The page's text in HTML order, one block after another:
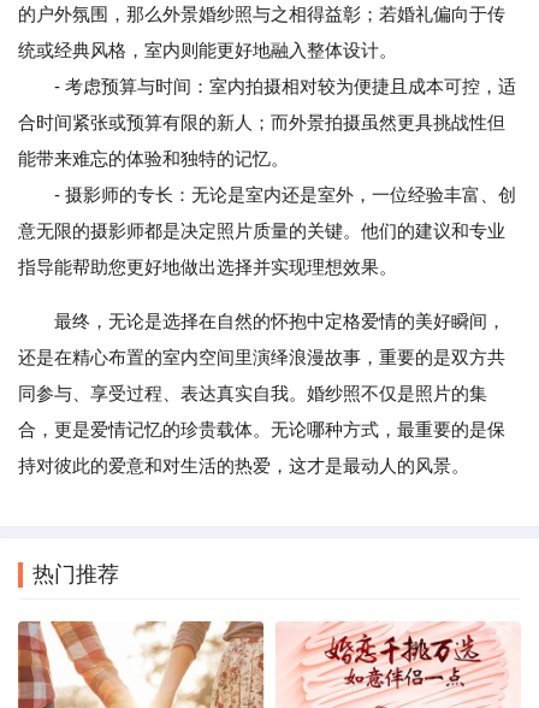
的户外氛围，那么外景婚纱照与之相得益彰；若婚礼偏向于传
统或经典风格，室内则能更好地融入整体设计。
- 考虑预算与时间：室内拍摄相对较为便捷且成本可控，适
合时间紧张或预算有限的新人；而外景拍摄虽然更具挑战性但
能带来难忘的体验和独特的记忆。
- 摄影师的专长：无论是室内还是室外，一位经验丰富、创
意无限的摄影师都是决定照片质量的关键。他们的建议和专业
指导能帮助您更好地做出选择并实现理想效果。
最终，无论是选择在自然的怀抱中定格爱情的美好瞬间，
还是在精心布置的室内空间里演绎浪漫故事，重要的是双方共
同参与、享受过程、表达真实自我。婚纱照不仅是照片的集
合，更是爱情记忆的珍贵载体。无论哪种方式，最重要的是保
持对彼此的爱意和对生活的热爱，这才是最动人的风景。
热门推荐